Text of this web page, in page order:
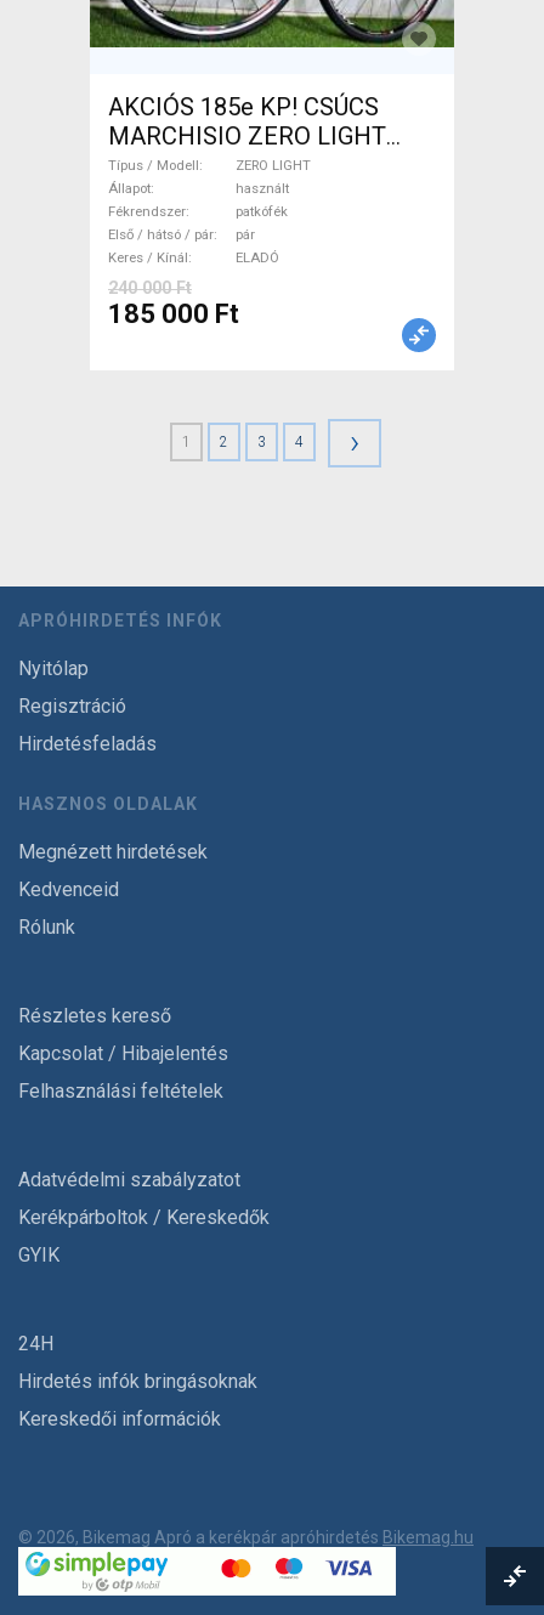
AKCIÓS 185e KP! CSÚCS
MARCHISIO ZERO LIGHT
Carbon agyas 1.390g/pár!
ZERO LIGHT Országúti /
Gravel / Triatlon Alkatrész,
Országúti Kerék / Felni / Gumi
használt ELADÓ
Típus / Modell
ZERO LIGHT
Állapot
használt
Fékrendszer
patkófék
Első / hátsó / pár
pár
Keres / Kínál
ELADÓ
240 000 Ft
185 000 Ft
1 2 3 4 ›
APRÓHIRDETÉS INFÓK
Nyitólap
Regisztráció
Hirdetésfeladás
HASZNOS OLDALAK
Megnézett hirdetések
Kedvenceid
Rólunk
Részletes kereső
Kapcsolat / Hibajelentés
Felhasználási feltételek
Adatvédelmi szabályzatot
Kerékpárboltok / Kereskedők
GYIK
24H
Hirdetés infók bringásoknak
Kereskedői információk
© 2026, Bikemag Apró a kerékpár apróhirdetés Bikemag.hu